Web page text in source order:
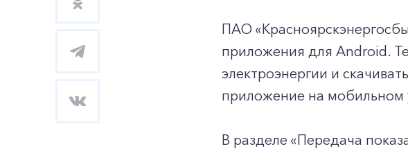
ПАО
приложения для Android.
электроэнергии и
приложение на мобильном
В разделе «Передача